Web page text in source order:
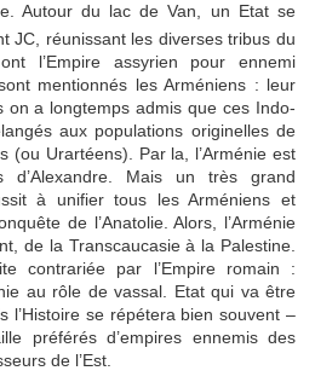
Autour du lac de Van, un Etat se
JC, réunissant les diverses tribus du
l’Empire assyrien pour ennemi
mentionnés les Arméniens : leur
on a longtemps admis que ces Indo-
aux populations originelles de
(ou Urartéens). Par la, l’Arménie est
d’Alexandre. Mais un très grand
à unifier tous les Arméniens et
de l’Anatolie. Alors, l’Arménie
de la Transcaucasie à la Palestine.
contrariée par l’Empire romain :
au rôle de vassal. Etat qui va être
l’Histoire se répétera bien souvent –
préférés d’empires ennemis des
de l’Est.